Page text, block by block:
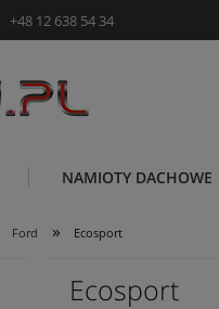
+48 12 638 54 34
NAMIOTY DACHOWE
Ford » Ecosport
Ecosport